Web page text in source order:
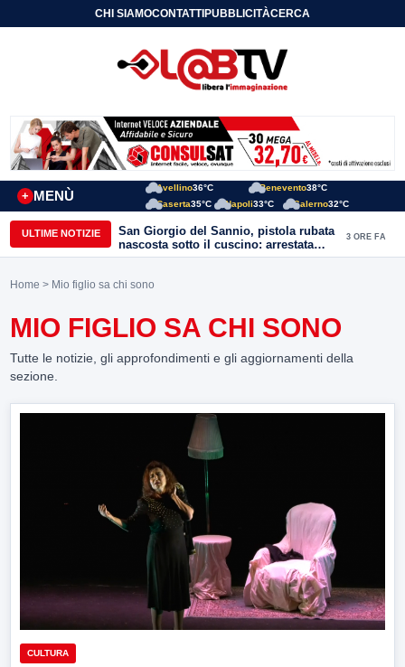
CHI SIAMOCONTATTIPUBBLICITÀCERCA
MENÙ
+
Avellino36°C Benevento38°C
Caserta35°C Napoli33°C Salerno32°C
ULTIME NOTIZIE
San Giorgio del Sannio, pistola rubata
nascosta sotto il cuscino: arrestata
51enne
3 ORE FA
Home > Mio figlio sa chi sono
MIO FIGLIO SA CHI SONO
Tutte le notizie, gli approfondimenti e gli aggiornamenti della
sezione.
CULTURA